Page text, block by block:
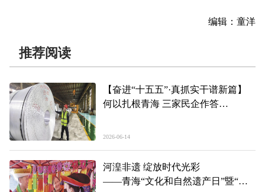
编辑：童洋
推荐阅读
【奋进“十五五”·真抓实干谱新篇】
何以扎根青海 三家民企作答
2026-06-14
河湟非遗 绽放时代光彩
——青海“文化和自然遗产日”暨“非